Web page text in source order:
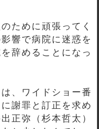
ために頑張ってく
響で病院に迷惑を
辞めることになっ
、ワイドショー番
謝罪と訂正を求め
正弥（杉本哲太）